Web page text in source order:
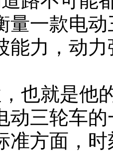
量一款电
能力，动
也就是他
动三轮车
准方面，